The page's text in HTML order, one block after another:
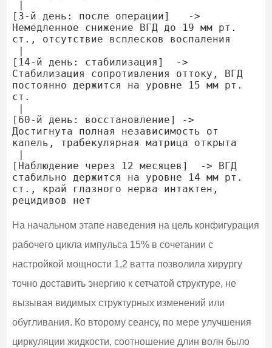
[3-й день: после операции]   ->
Немедленное снижение ВГД до 19 мм рт.
ст., отсутствие всплесков воспаления
[14-й день: стабилизация]  ->
Стабилизация сопротивления оттоку, ВГД
постоянно держится на уровне 15 мм рт.
ст.
[60-й день: восстановление] ->
Достигнута полная независимость от
капель, трабекулярная матрица открыта
[Наблюдение через 12 месяцев]  -> ВГД
стабильно держится на уровне 14 мм рт.
ст., край глазного нерва интактен,
На начальном этапе наведения на цель конфигурация
рабочего цикла импульса 15% в сочетании с
настройкой мощности 1,2 ватта позволила хирургу
точно доставить энергию к сетчатой структуре, не
вызывая видимых структурных изменений или
обугливания. Ко второму сеансу, по мере улучшения
циркуляции жидкости, соотношение длин волн было